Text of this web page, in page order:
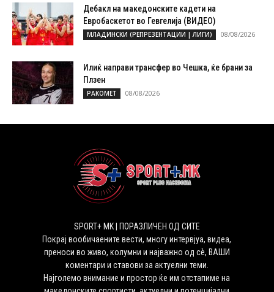
Дебакл на македонските кадети на
Евробаскетот во Гевгелија (ВИДЕО)
МЛАДИНСКИ (РЕПРЕЗЕНТАЦИИ | ЛИГИ) 08/08/2026
Илиќ направи трансфер во Чешка, ќе брани за
Плзен
РАКОМЕТ 08/08/2026
SPORT+ MK | ПОРАЗЛИЧЕН ОД СИТЕ
Покрај вообичаените вести, многу интервјуа, видеа,
преноси во живо, колумни и најважно од сѐ, ВАШИ
коментари и ставови за актуелни теми.
Најголемо внимание и простор ќе им отстапиме на